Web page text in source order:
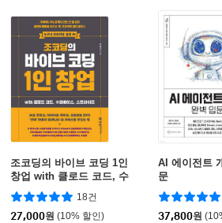
조코딩의 바이브 코딩 1인
창업 with 클로드 코드, 수
파베이스, 스트라이프
18건
27,000원 (10% 할인)
AI 에이전트
문
37,800원